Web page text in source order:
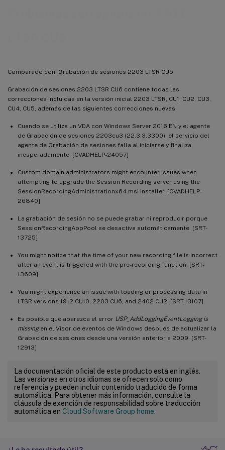
Comparado con: Grabación de sesiones 2203 LTSR CU5
Grabación de sesiones 2203 LTSR CU6 contiene todas las
correcciones incluidas en la versión inicial 2203 LTSR, CU1, CU2, CU3,
CU4, CU5, además de las siguientes correcciones nuevas:
Cuando se utiliza un VDA con Windows Server 2016 EN y el agente
de Grabación de sesiones 2203cu3 (22.3.3.3300), el servicio del
agente de Grabación de sesiones falla al iniciarse y finaliza
inesperadamente. [CVADHELP-24057]
Custom domain administrators might encounter issues when
attempting to upgrade the Session Recording server using the
SessionRecordingAdministrationx64.msi installer. [CVADHELP-
26840]
La grabación de sesión no se puede grabar ni reproducir porque
SessionRecordingAppPool se desactiva automáticamente. [SRT-
13725]
You might notice that the time of your new recording file is incorrect
after an event is triggered with the pre-recording function. [SRT-
13609]
You might experience an issue with loading or processing data in
LTSR versions 1912 CU10, 2203 CU6, and 2402 CU2. [SRT-13107]
Es posible que aparezca el error USP_AddLoggingEventLogging is
missingen el Visor de eventos de Windows después de actualizar la
Grabación de sesiones desde una versión anterior a 2009. [SRT-
12913]
La documentación oficial de este producto está en inglés.
Las versiones en otros idiomas se ofrecen solo como
referencia y pueden incluir contenido traducido de forma
automática. Para obtener más información, consulte la
cláusula de exención de responsabilidad sobre traducción
automática en Cloud Software Group home.